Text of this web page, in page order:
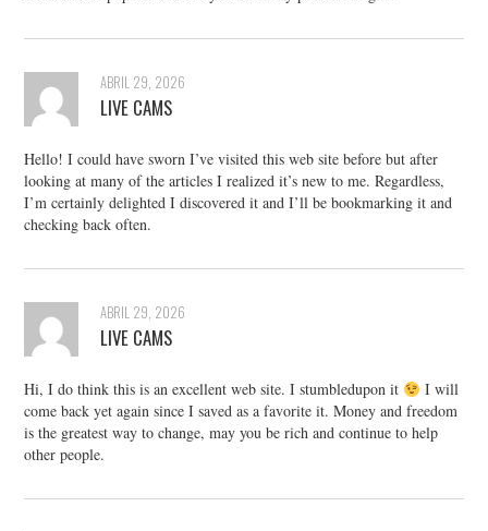
ABRIL 29, 2026
LIVE CAMS
Hello! I could have sworn I’ve visited this web site before but after
looking at many of the articles I realized it’s new to me. Regardless,
I’m certainly delighted I discovered it and I’ll be bookmarking it and
checking back often.
ABRIL 29, 2026
LIVE CAMS
Hi, I do think this is an excellent web site. I stumbledupon it
I will
come back yet again since I saved as a favorite it. Money and freedom
is the greatest way to change, may you be rich and continue to help
other people.